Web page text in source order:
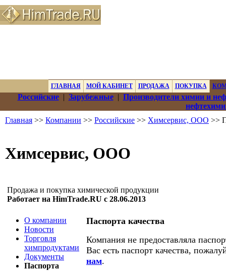
ГЛАВНАЯ МОЙ КАБИНЕТ ПРОДАЖА ПОКУПКА
Российские| Зарубежные| Производители химии и
Главная >> Компании >> Российские >> Химсервис, ООО >>
Химсервис, ООО
Продажа и покупка химической продукции
Работает на HimTrade.RU с 28.06.2013
О компании
Новости
Торговля
химпродуктами
Документы
Паспорта
Паспорта качества
Компания не предоставляла
Вас есть паспорт качества,
нам.